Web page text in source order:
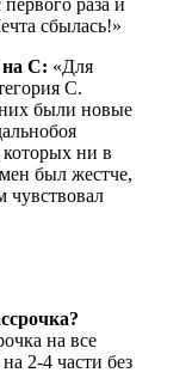
раза и
сбылась!»
на C: «Для
C.
них были новые
ни в
был жестче,
чувствовал
на все
2-4 части без